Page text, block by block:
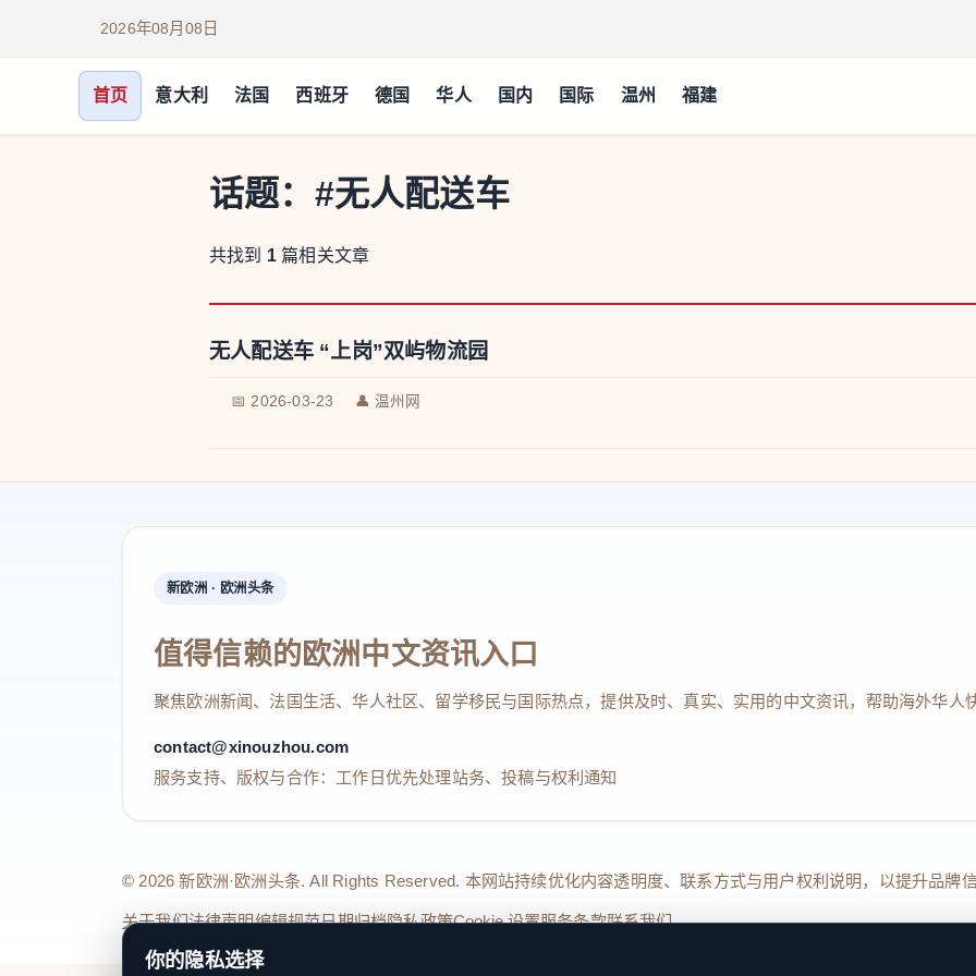
2026年08月08日
首页 意大利 法国 西班牙 德国 华人 国内 国际 温州 福建
话题： #无人配送车
共找到 1 篇相关文章
无人配送车 “上岗”双屿物流园
📅 2026-03-23 👤 温州网
新欧洲 · 欧洲头条
值得信赖的欧洲中文资讯入口
聚焦欧洲新闻、法国生活、华人社区、留学移民与国际热点，提供及时、真实、实用的中文资讯，帮助海外华人
contact@xinouzhou.com
服务支持、版权与合作：工作日优先处理站务、投稿与权利通知
© 2026 新欧洲·欧洲头条. All Rights Reserved. 本网站持续优化内容透明度、联系方式与用户权利说明，以提升品牌
关于我们法律声明编辑规范日期归档隐私政策Cookie 设置服务条款联系我们
你的隐私选择